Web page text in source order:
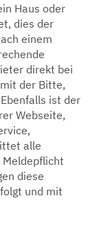
Haus oder
dies der
einem
direkt bei
der Bitte,
ist der
Webseite,
alle
diese
und mit